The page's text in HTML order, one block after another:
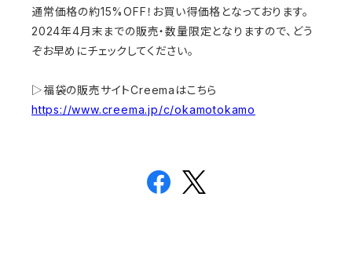
通常価格の約15%OFF！お買い得価格となっております。
2024年4月末までの販売・数量限定となりますので、どう
ぞお早めにチェックしてください。
▷福袋の販売サイトCreemaはこちら
https://www.creema.jp/c/okamotokamo